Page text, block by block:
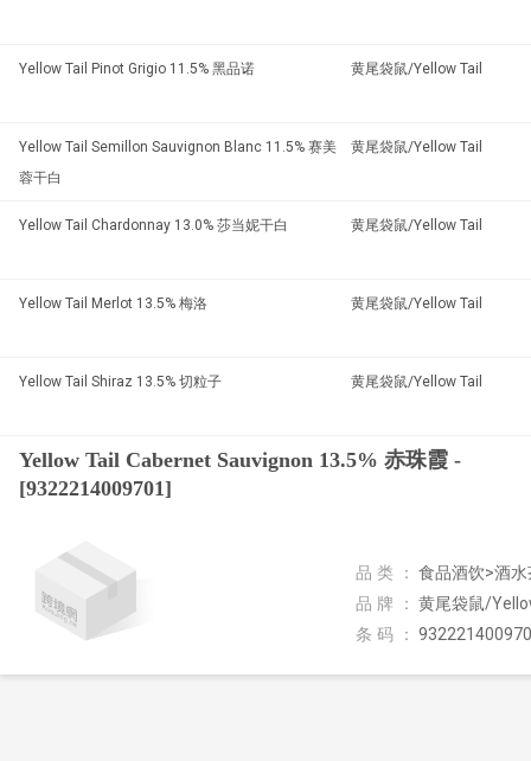
Yellow Tail Pinot Grigio 11.5% 黑品诺 黄尾袋鼠/Yellow Tail
Yellow Tail Semillon Sauvignon Blanc 11.5% 赛美
蓉干白
黄尾袋鼠/Yellow Tail
Yellow Tail Chardonnay 13.0% 莎当妮干白 黄尾袋鼠/Yellow Tail
Yellow Tail Merlot 13.5% 梅洛 黄尾袋鼠/Yellow Tail
Yellow Tail Shiraz 13.5% 切粒子 黄尾袋鼠/Yellow Tail
Yellow Tail Cabernet Sauvignon 13.5% 赤珠霞 -
[9322214009701]
品类： 食品酒饮>酒
品牌： 黄尾袋鼠/
条码：